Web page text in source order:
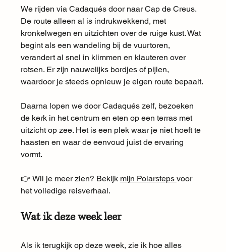
We rijden via Cadaqués door naar Cap de Creus.
De route alleen al is indrukwekkend, met
kronkelwegen en uitzichten over de ruige kust. Wat
begint als een wandeling bij de vuurtoren,
verandert al snel in klimmen en klauteren over
rotsen. Er zijn nauwelijks bordjes of pijlen,
waardoor je steeds opnieuw je eigen route bepaalt.
Daarna lopen we door Cadaqués zelf, bezoeken
de kerk in het centrum en eten op een terras met
uitzicht op zee. Het is een plek waar je niet hoeft te
haasten en waar de eenvoud juist de ervaring
vormt.
👉 Wil je meer zien? Bekijk mijn Polarsteps voor
het volledige reisverhaal.
Wat ik deze week leer
Als ik terugkijk op deze week, zie ik hoe alles